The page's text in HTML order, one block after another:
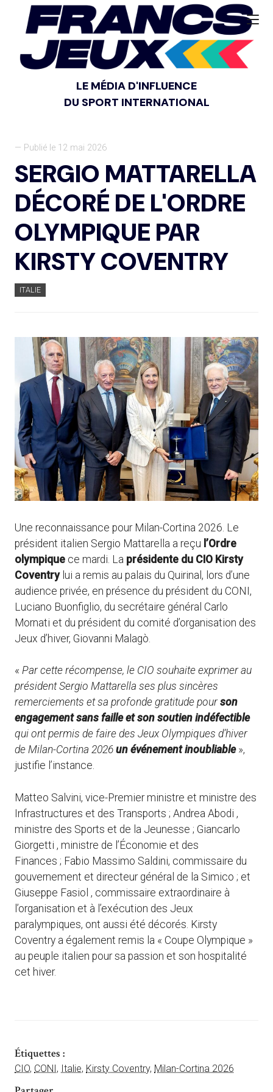
LE MÉDIA D'INFLUENCE
DU SPORT INTERNATIONAL
— Publié le 12 mai 2026
SERGIO MATTARELLA
DÉCORÉ DE L'ORDRE
OLYMPIQUE PAR
KIRSTY COVENTRY
ITALIE
Une reconnaissance pour Milan-Cortina 2026 . Le
président italien Sergio Mattarella a reçu l’Ordre
olympique ce mardi. La présidente du CIO Kirsty
Coventrylui a remis au palais du Quirinal, lors d’une
audience privée, en présence du président du CONI,
Luciano Buonfiglio, du secrétaire général Carlo
Mornati et du président du comité d’organisation des
Jeux d’hiver, Giovanni Malagò.
« Par cette récompense, le CIO souhaite exprimer au
président Sergio Mattarella ses plus sincères
remerciements et sa profonde gratitude pourson
engagement sans faille et son soutien indéfectible
qui ont permis de faire des Jeux Olympiques d’hiver
de Milan-Cortina 2026 un événement inoubliable»,
justifie l’instance.
Matteo Salvini, vice-Premier ministre et ministre des
Infrastructures et des Transports ; Andrea Abodi ,
ministre des Sports et de la Jeunesse ; Giancarlo
Giorgetti , ministre de l’Économie et des
Finances ; Fabio Massimo Saldini, commissaire du
gouvernement et directeur général de la Simico ; et
Giuseppe Fasiol , commissaire extraordinaire à
l’organisation et à l’exécution des Jeux
paralympiques, ont aussi été décorés. Kirsty
Coventry a également remis la « Coupe Olympique »
au peuple italien pour sa passion et son hospitalité
cet hiver.
Étiquettes :
CIO, CONI, Italie, Kirsty Coventry, Milan-Cortina 2026